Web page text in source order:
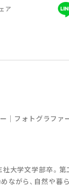
ア
｜フォトグラファ
大学文学部卒。
ながら、自然や暮